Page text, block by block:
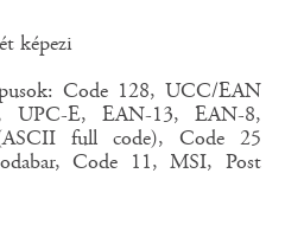
képezi
Code 128, UCC/EAN
UPC-E, EAN-13, EAN-8,
full code), Code 25
Code 11, MSI, Post